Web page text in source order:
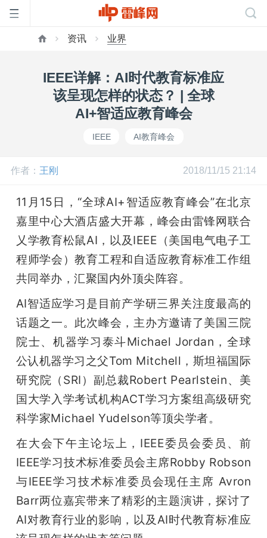
网
公
开
课
活
动
中
心
GAIR
专
资讯 业界
IEEE详解：AI时代教育标准应
该呈现怎样的状态？ | 全球
AI+智适应教育峰会
IEEE AI教育峰会
作者： 王刚 2018/11/15 21:14
11月15日，“全球AI+智适应教育峰会”在北京
嘉里中心大酒店盛大开幕，峰会由雷锋网联合
乂学教育松鼠AI，以及IEEE（美国电气电子工
程师学会）教育工程和自适应教育标准工作组
共同举办，汇聚国内外顶尖阵容。
AI智适应学习是目前产学研三界关注度最高的
话题之一。此次峰会，主办方邀请了美国三院
院士、机器学习泰斗Michael Jordan，全球
公认机器学习之父Tom Mitchell，斯坦福国际
研究院（SRI）副总裁Robert Pearlstein、美
国大学入学考试机构ACT学习方案组高级研究
科学家Michael Yudelson等顶尖学者。
在大会下午主论坛上，IEEE委员会委员、前
IEEE学习技术标准委员会主席Robby Robson
与IEEE学习技术标准委员会现任主席 Avron
Barr两位嘉宾带来了精彩的主题演讲，探讨了
AI对教育行业的影响，以及AI时代教育标准应